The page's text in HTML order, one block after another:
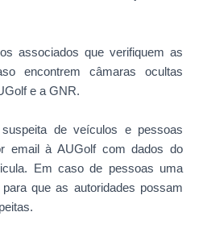
associados que verifiquem as
encontrem câmaras ocultas
e a GNR.
de veículos e pessoas
email à AUGolf com dados do
Em caso de pessoas uma
que as autoridades possam